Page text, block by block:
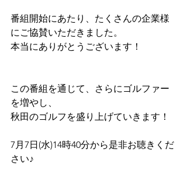
番組開始にあたり、たくさんの企業様
にご協賛いただきました。
本当にありがとうございます！
この番組を通じて、さらにゴルファー
を増やし、
秋田のゴルフを盛り上げていきます！
7月7日(水)14時40分から是非お聴きくだ
さい♪